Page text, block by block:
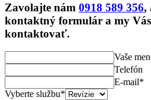
Zavolajte nám 0918 589 356,
kontaktný formulár a my Vás
kontaktovať.
Vaše
Telefón
E-mail*
Vyberte službu*